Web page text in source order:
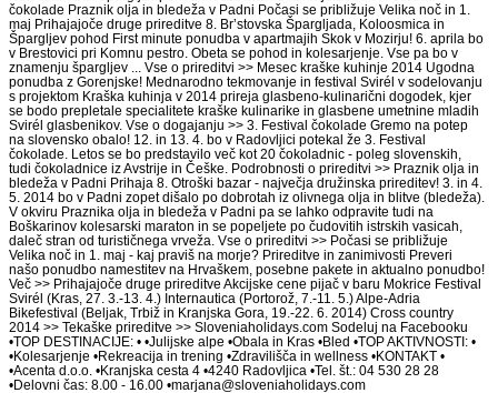
čokolade Praznik olja in bledeža v Padni Počasi se približuje Velika noč in 1.
maj Prihajajoče druge prireditve 8. Br’stovska Špargljada, Koloosmica in
Špargljev pohod First minute ponudba v apartmajih Skok v Mozirju! 6. aprila bo
v Brestovici pri Komnu pestro. Obeta se pohod in kolesarjenje. Vse pa bo v
znamenju špargljev ... Vse o prireditvi >> Mesec kraške kuhinje 2014 Ugodna
ponudba z Gorenjske! Mednarodno tekmovanje in festival Svirél v sodelovanju
s projektom Kraška kuhinja v 2014 prireja glasbeno-kulinarični dogodek, kjer
se bodo prepletale specialitete kraške kulinarike in glasbene umetnine mladih
Svirél glasbenikov. Vse o dogajanju >> 3. Festival čokolade Gremo na potep
na slovensko obalo! 12. in 13. 4. bo v Radovljici potekal že 3. Festival
čokolade. Letos se bo predstavilo več kot 20 čokoladnic - poleg slovenskih,
tudi čokoladnice iz Avstrije in Češke. Podrobnosti o prireditvi >> Praznik olja in
bledeža v Padni Prihaja 8. Otroški bazar - največja družinska prireditev! 3. in 4.
5. 2014 bo v Padni zopet dišalo po dobrotah iz olivnega olja in blitve (bledeža).
V okviru Praznika olja in bledeža v Padni pa se lahko odpravite tudi na
Boškarinov kolesarski maraton in se popeljete po čudovitih istrskih vasicah,
daleč stran od turističnega vrveža. Vse o prireditvi >> Počasi se približuje
Velika noč in 1. maj - kaj praviš na morje? Prireditve in zanimivosti Preveri
našo ponudbo namestitev na Hrvaškem, posebne pakete in aktualno ponudbo!
Več >> Prihajajoče druge prireditve Akcijske cene pijač v baru Mokrice Festival
Svirél (Kras, 27. 3.-13. 4.) Internautica (Portorož, 7.-11. 5.) Alpe-Adria
Bikefestival (Beljak, Trbiž in Kranjska Gora, 19.-22. 6. 2014) Cross country
2014 >> Tekaške prireditve >> Sloveniaholidays.com Sodeluj na Facebooku
•TOP DESTINACIJE: • •Julijske alpe •Obala in Kras •Bled •TOP AKTIVNOSTI: •
•Kolesarjenje •Rekreacija in trening •Zdravilišča in wellness •KONTAKT •
•Acenta d.o.o. •Kranjska cesta 4 •4240 Radovljica •Tel. št.: 04 530 28 28
•Delovni čas: 8.00 - 16.00 •marjana@sloveniaholidays.com